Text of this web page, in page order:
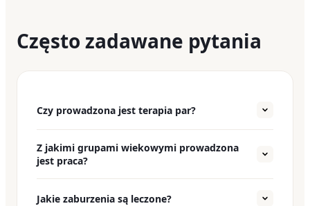
Często zadawane pytania
Czy prowadzona jest terapia par?
komunikacyjne, kryzysy w związku, zdradę oraz
wsparcie okołorozwodowe.
Z jakimi grupami wiekowymi prowadzona
jest praca?
Jakie zaburzenia są leczone?